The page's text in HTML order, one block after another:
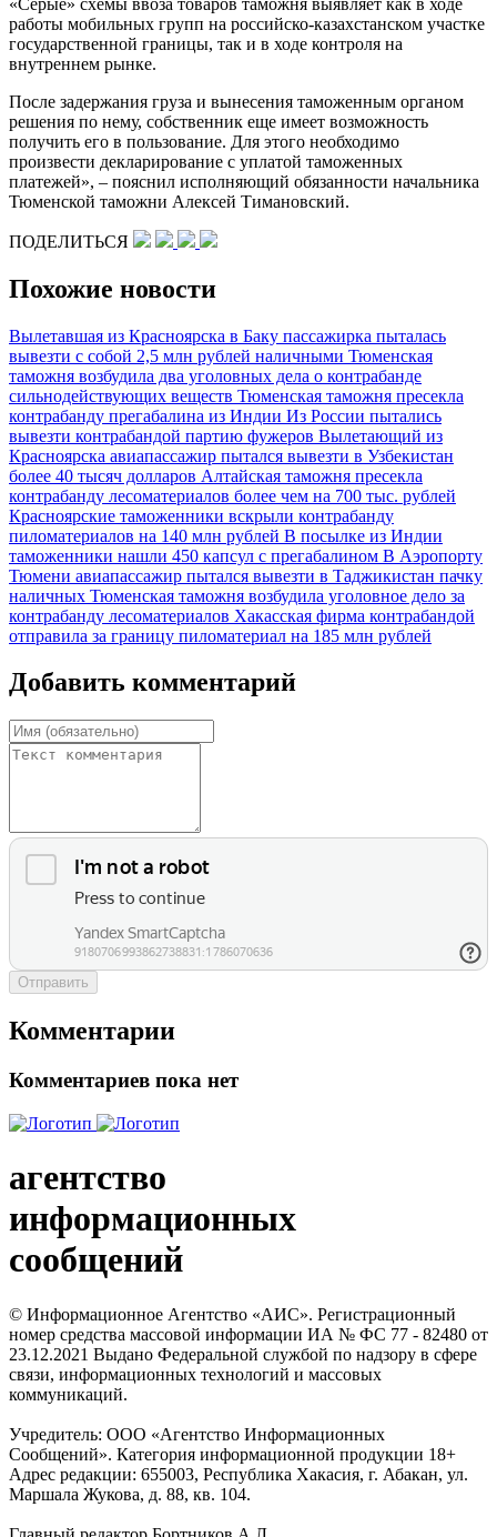
работы мобильных групп на российско-казахстанском участке
государственной границы, так и в ходе контроля на
внутреннем рынке.
После задержания груза и вынесения таможенным органом
решения по нему, собственник еще имеет возможность
получить его в пользование. Для этого необходимо
произвести декларирование с уплатой таможенных
платежей», – пояснил исполняющий обязанности начальника
Тюменской таможни Алексей Тимановский.
ПОДЕЛИТЬСЯ
Похожие новости
Вылетавшая из Красноярска в Баку пассажирка пыталась
вывезти с собой 2,5 млн рублей наличными Тюменская
таможня возбудила два уголовных дела о контрабанде
сильнодействующих веществ Тюменская таможня пресекла
контрабанду прегабалина из Индии Из России пытались
вывезти контрабандой партию фужеров Вылетающий из
Красноярска авиапассажир пытался вывезти в Узбекистан
более 40 тысяч долларов Алтайская таможня пресекла
контрабанду лесоматериалов более чем на 700 тыс. рублей
Красноярские таможенники вскрыли контрабанду
пиломатериалов на 140 млн рублей В посылке из Индии
таможенники нашли 450 капсул с прегабалином В Аэропорту
Тюмени авиапассажир пытался вывезти в Таджикистан пачку
наличных Тюменская таможня возбудила уголовное дело за
контрабанду лесоматериалов Хакасская фирма контрабандой
отправила за границу пиломатериал на 185 млн рублей
Добавить комментарий
Отправить
Комментарии
Комментариев пока нет
агентство
информационных
сообщений
© Информационное Агентство «АИС». Регистрационный
номер средства массовой информации ИА № ФС 77 - 82480 от
23.12.2021 Выдано Федеральной службой по надзору в сфере
связи, информационных технологий и массовых
коммуникаций.
Учредитель: ООО «Агентство Информационных
Сообщений». Категория информационной продукции 18+
Адрес редакции: 655003, Республика Хакасия, г. Абакан, ул.
Маршала Жукова, д. 88, кв. 104.